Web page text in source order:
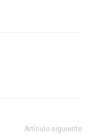
Artículo siguiente